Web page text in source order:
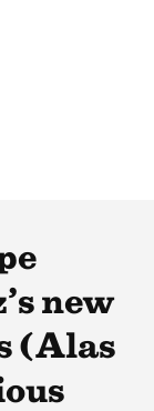
new
(Alas